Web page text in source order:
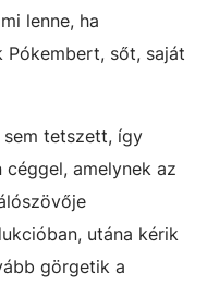
lenne, ha
Pókembert, sőt, saját
sem tetszett, így
amelynek az
utána kérik
görgetik a